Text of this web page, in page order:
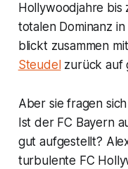
Hollywoodjahre
totalen Dominanz
blickt zusammen
Steudel zurück auf
Aber sie fragen
Ist der FC Bayern
gut aufgestellt?
turbulente FC